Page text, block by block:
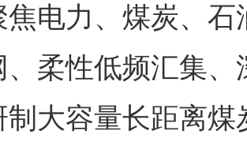
力、煤炭、石
、柔性低频汇集
制大容量长距离